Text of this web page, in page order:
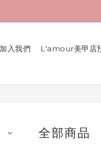
加入我們 L'amour美甲店
全部商品